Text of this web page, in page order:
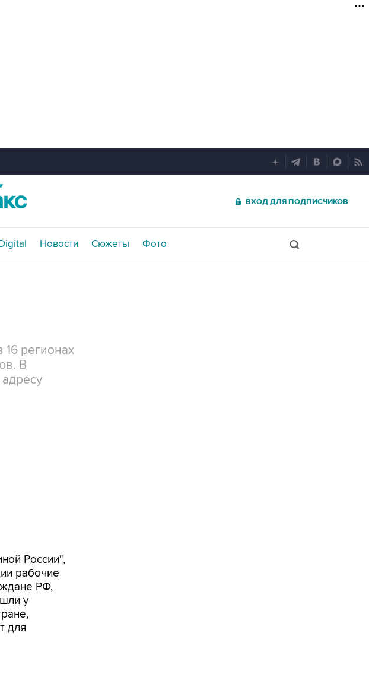
ВХОД ДЛЯ ПОДПИСЧИКОВ
Новости Сюжеты Фото
регионах
В
России",
рабочие
РФ,
у
для